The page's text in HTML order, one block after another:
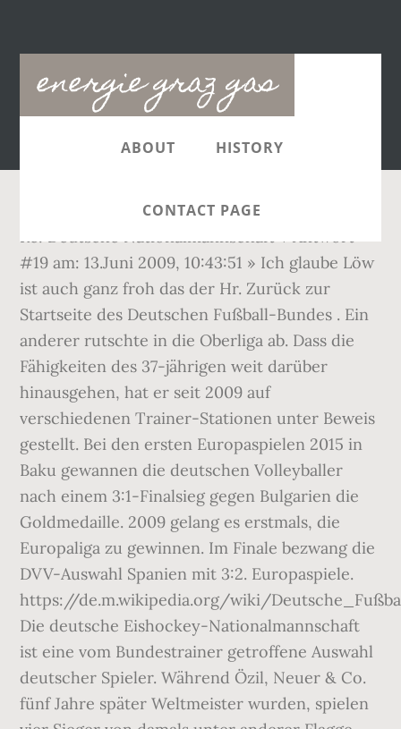
energie graz gas
Main
navigation
ABOUT HISTORY
CONTACT PAGE
Re: Deutsche Nationalmannschaft « Antwort
#19 am: 13.Juni 2009, 10:43:51 » Ich glaube Löw
ist auch ganz froh das der Hr. Zurück zur
Startseite des Deutschen Fußball-Bundes . Ein
anderer rutschte in die Oberliga ab. Dass die
Fähigkeiten des 37-jährigen weit darüber
hinausgehen, hat er seit 2009 auf
verschiedenen Trainer-Stationen unter Beweis
gestellt. Bei den ersten Europaspielen 2015 in
Baku gewannen die deutschen Volleyballer
nach einem 3:1-Finalsieg gegen Bulgarien die
Goldmedaille. 2009 gelang es erstmals, die
Europaliga zu gewinnen. Im Finale bezwang die
DVV-Auswahl Spanien mit 3:2. Europaspiele.
https://de.m.wikipedia.org/wiki/
Die deutsche Eishockey-Nationalmannschaft
ist eine vom Bundestrainer getroffene Auswahl
deutscher Spieler. Während Özil, Neuer & Co.
fünf Jahre später Weltmeister wurden, spielen